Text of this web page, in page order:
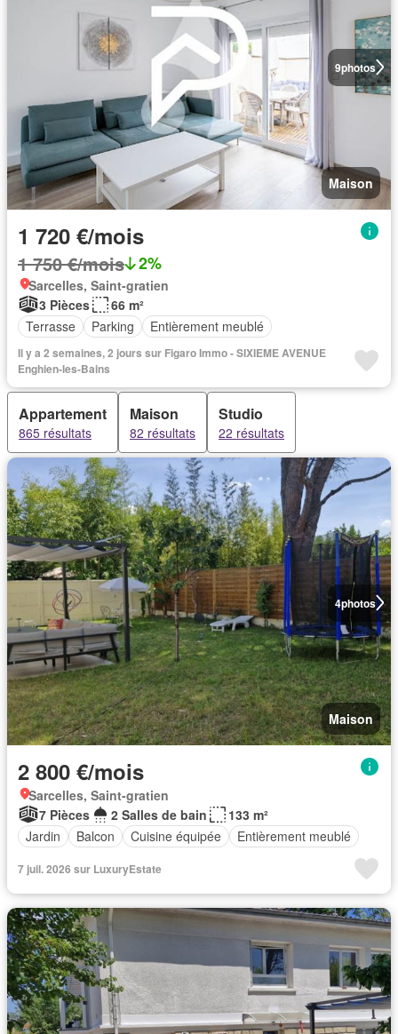
9photos
Maison
1 720 €/mois
1 750 €/mois 2%
Sarcelles, Saint-gratien
3 Pièces
66 m²
Terrasse
Parking Entièrement meublé
Il y a 2 semaines, 2 jours sur Figaro Immo - SIXIEME AVENUE
Enghien-les-Bains
Appartement
865 résultats
Maison
82 résultats
Studio
22 résultats
4photos
Maison
2 800 €/mois
Sarcelles, Saint-gratien
7 Pièces
2 Salles de bain
133 m²
Jardin
Balcon Cuisine équipée Entièrement meublé
7 juil. 2026 sur LuxuryEstate